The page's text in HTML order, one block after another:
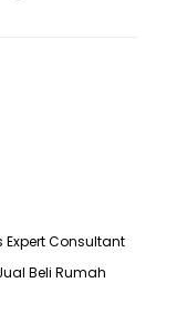
Expert Consultant
Beli Rumah